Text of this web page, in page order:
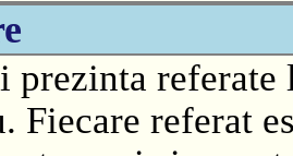
prezinta
Fiecare referat